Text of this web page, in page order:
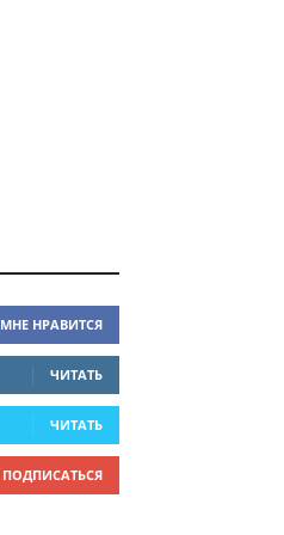
МНЕ НРАВИТСЯ
ЧИТАТЬ
ЧИТАТЬ
ПОДПИСАТЬСЯ